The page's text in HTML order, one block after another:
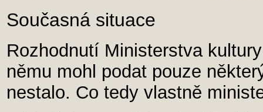
Současná situace
Rozhodnutí Ministerstva
němu mohl podat pouze
nestalo. Co tedy vlastně